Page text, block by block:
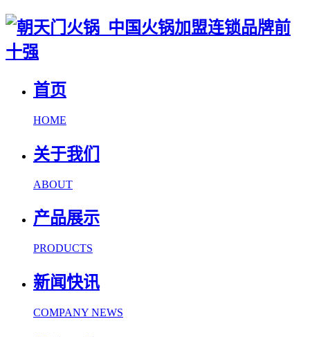
首页
HOME
关于我们
ABOUT
产品展示
PRODUCTS
新闻快讯
COMPANY NEWS